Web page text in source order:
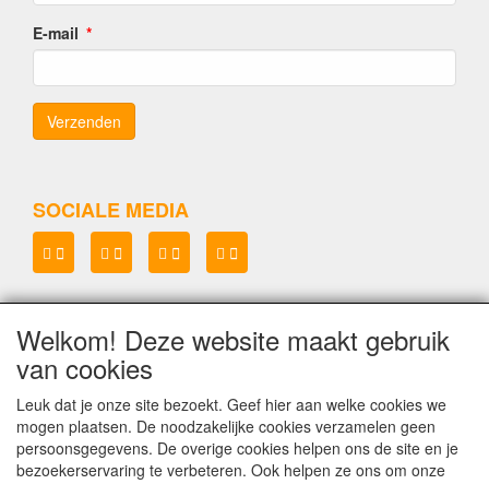
E-mail
SOCIALE MEDIA
Lenianel v.o.f.
© Copyright Lenianel v.o.f. Schagen
Welkom! Deze website maakt gebruik
van cookies
Leuk dat je onze site bezoekt. Geef hier aan welke cookies we
mogen plaatsen. De noodzakelijke cookies verzamelen geen
persoonsgegevens. De overige cookies helpen ons de site en je
bezoekerservaring te verbeteren. Ook helpen ze ons om onze